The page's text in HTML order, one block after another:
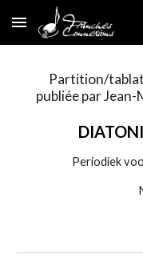
Skip to main content
Partition/
publiée par
Periodiek